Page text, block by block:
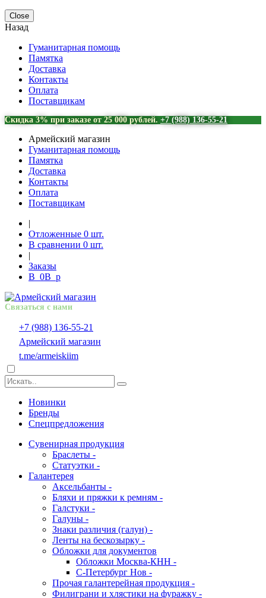
Close
Назад
Гуманитарная помощь
Памятка
Доставка
Контакты
Оплата
Поставщикам
Скидка 3% при заказе от 25 000 рублей. +7 (988) 136-55-21
Армейский магазин
Гуманитарная помощь
Памятка
Доставка
Контакты
Оплата
Поставщикам
|
Отложенные 0 шт.
В сравнении 0 шт.
|
Заказы
В 0В p
Связаться с нами
+7 (988) 136-55-21
Армейский магазин
t.me/armeiskiim
Новинки
Бренды
Спецпредложения
Сувенирная продукция
Браслеты -
Статуэтки -
Галантерея
Аксельбанты -
Бляхи и пряжки к ремням -
Галстуки -
Галуны -
Знаки различия (галун) -
Ленты на бескозырку -
Обложки для документов
Обложки Москва-КНН -
С-Петербург Нов -
Прочая галантерейная продукция -
Филиграни и хлястики на фуражку -